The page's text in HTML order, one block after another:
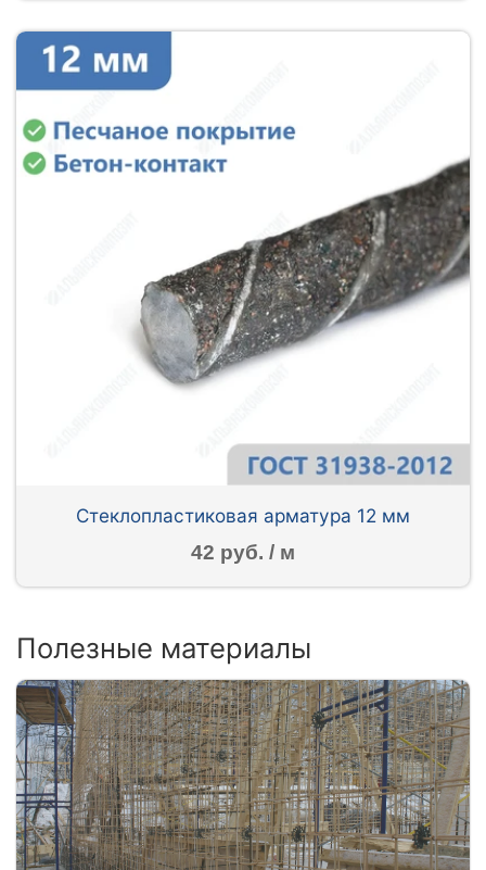
Стеклопластиковая арматура 12 мм
42 руб. / м
Полезные материалы